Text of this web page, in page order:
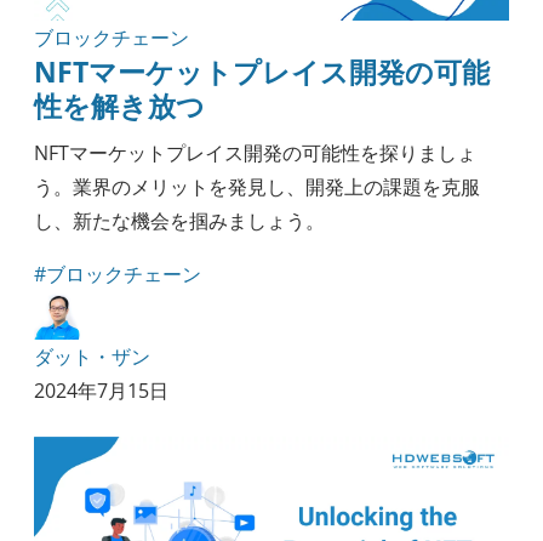
ブロックチェーン
NFTマーケットプレイス開発の可能
性を解き放つ
NFTマーケットプレイス開発の可能性を探りましょ
う。業界のメリットを発見し、開発上の課題を克服
し、新たな機会を掴みましょう。
#ブロックチェーン
ダット・ザン
2024年7月15日